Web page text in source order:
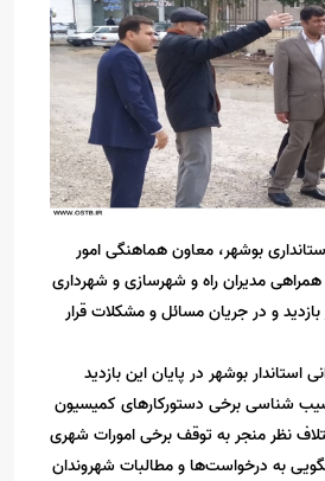
بوشهر، معاون هماهنگی امور
همراهی مدیران راه و شهرسازی و شهرداری
و در جریان مسائل و مشکلات قرار
استاندار بوشهر در پایان این بازدید
شناسی برخی دستورکارهای کمیسیون
اختلاف نظر منجر به توقف برخی امورات شهری
به درخواست‌ها و مطالبات شهروندان